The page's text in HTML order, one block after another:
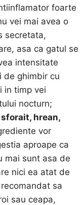
foarte
vei mai avea o
secretata,
asa ca gatul se
intensitate
de ghimbir cu
in timp vei
nocturn;
hrean,
vor
aproape ca
mai sunt asa de
nici ea atat de
sa
sau ceapa,